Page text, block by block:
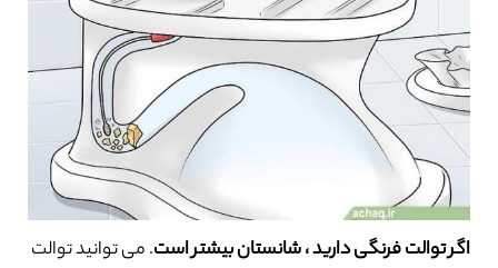
اگر توالت فرنگی دارید ، شانستان بیشتر است. می توانید توالت